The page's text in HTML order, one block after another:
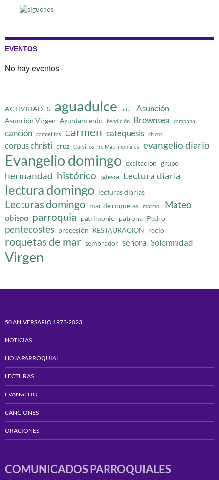
EVENTOS
No hay eventos
ACTIVIDADES aguadulce altar Asunción
Asunción Virgen Ayuntamiento bendición Brownsea campana
canción carmelitas carmen catequesis chicos
corpus christi cruz Cursillos Pre Matrimoniales evangelio diario
Evangelio domingo exaltacion grupo
hermandad histórico iglesia Lectura diaria
lectura domingo lecturas diarias
Lecturas domingo mar de roquetas marmol Mateo
obispo parroquia patrimonio patrona Pedro
pentecostes procesión RESTAURACION rocio
roquetas de mar sembrador señora Solemnidad
Virgen
50 ANIVERSARIO 1973-2023
NOTICIAS
HOJA PARROQUIAL
LECTURAS
EVANGELIO
CANCIONES
ORACIONES
COMUNICADOS PARROQUIALES